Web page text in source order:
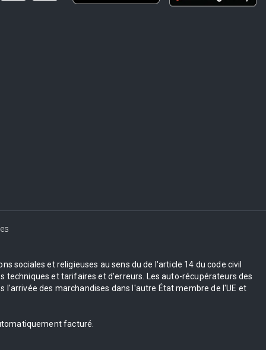
sociales et religieuses au sens du de l'article 14 du code civil
techniques et tarifaires et d'erreurs. Les auto-récupérateurs des
l'arrivée des marchandises dans l'autre État membre de l'UE et
facturé.